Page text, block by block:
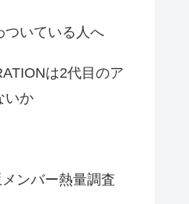
ついている人へ
は2代目のア
いか
ンバー熱量調査